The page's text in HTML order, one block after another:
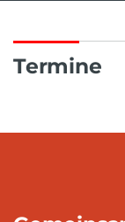
Termine